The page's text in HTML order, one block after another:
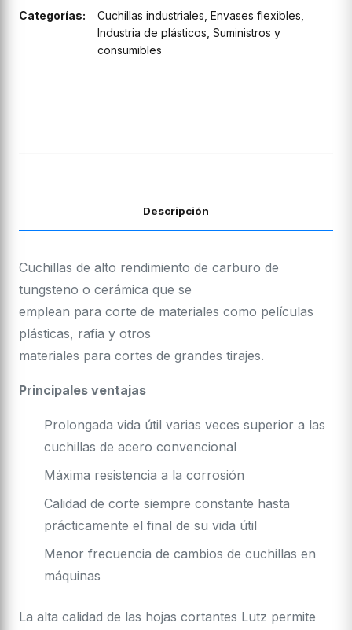
Categorías: Cuchillas industriales Envases flexibles
Industria de plásticos Suministros y
consumibles
Descripción
Cuchillas de alto rendimiento de carburo de
tungsteno o cerámica que se
emplean para corte de materiales como películas
plásticas, rafia y otros
materiales para cortes de grandes tirajes.
Principales ventajas
Prolongada vida útil varias veces superior a las
cuchillas de acero convencional
Máxima resistencia a la corrosión
Calidad de corte siempre constante hasta
prácticamente el final de su vida útil
Menor frecuencia de cambios de cuchillas en
máquinas
La alta calidad de las hojas cortantes Lutz permite